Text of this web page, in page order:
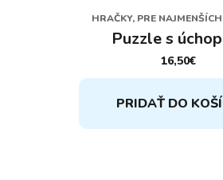
HRAČKY, PRE
Puzzle s
16,50€
PRIDAŤ DO